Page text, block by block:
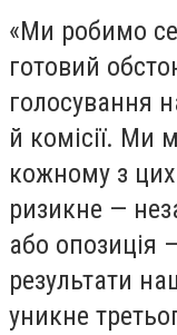
«Ми робимо
готовий
голосування
й комісії. Ми
кожному з цих
ризикне —
або опозиція
результати
уникне